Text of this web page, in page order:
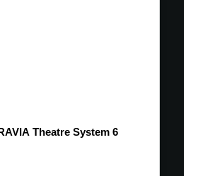
Theatre System 6